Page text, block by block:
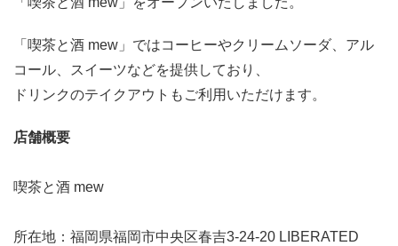
「喫茶と酒 mew」ではコーヒーやクリームソーダ、アル
コール、スイーツなどを提供しており、
ドリンクのテイクアウトもご利用いただけます。
店舗概要
喫茶と酒 mew
所在地：福岡県福岡市中央区春吉3-24-20 LIBERATED